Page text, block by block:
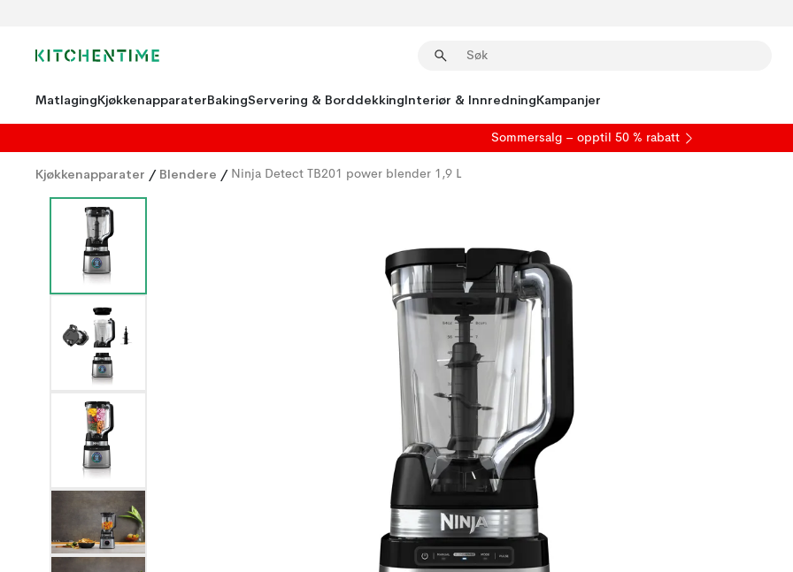
MatlagingKjøkkenapparaterBakingServering & BorddekkingInteriør & InnredningKampanjer
Sommersalg – opptil 50 % rabatt
Kjøkkenapparater / Blendere / Ninja Detect TB201 power blender 1,9 L